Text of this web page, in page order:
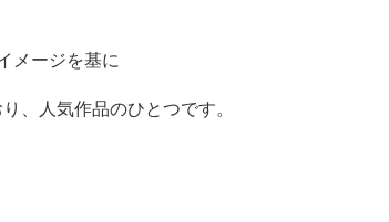
メージを基に
、人気作品のひとつです。